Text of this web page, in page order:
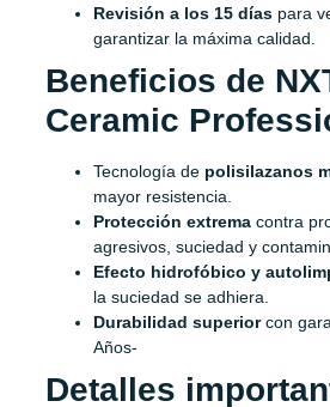
Revisión a los 15 díaspara
garantizar la máxima calidad.
Beneficios de
Ceramic
Tecnología de polisilazanos
mayor resistencia.
Protección extremacontra
agresivos, suciedad y
Efecto hidrofóbico y
la suciedad se adhiera.
Durabilidad superiorcon
Años-
Detalles